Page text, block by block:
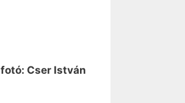
fotó: Cser István